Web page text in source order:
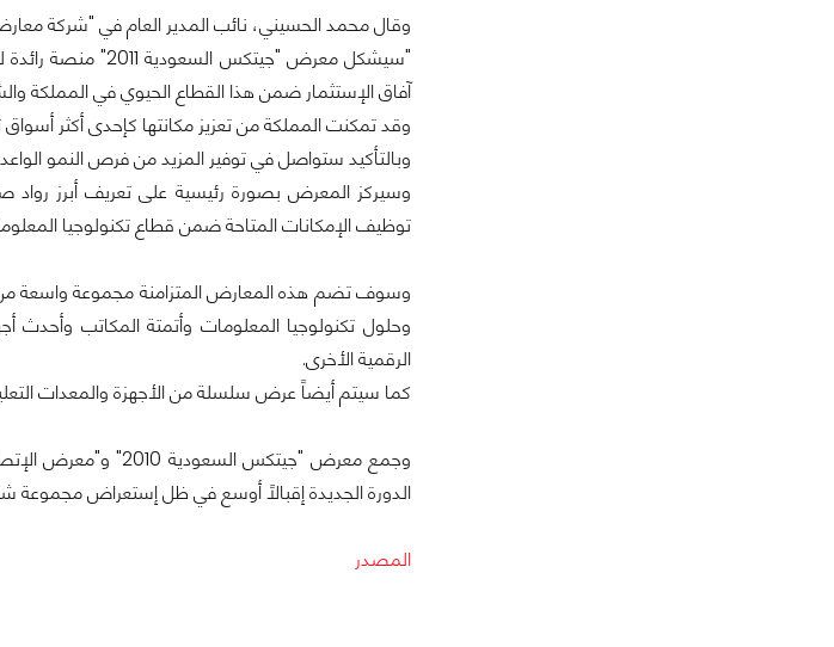
وقال محمد الحسيني، نائب المدير العام في "شركة
"سيشكل معرض
آفاق الإستثمار ضمن هذا القطاع الحيوي في المملكة
وقد تمكنت المملكة من تعزيز مكانتها كإحدى أكثر
وبالتأكيد ستواصل في توفير المزيد من فرص النمو
وسيركز المعرض بصورة رئيسية على تعريف أبرز رواد
توظيف الإمكانات المتاحة ضمن قطاع تكنولوجيا
وسوف تضم هذه المعارض المتزامنة مجموعة واسعة من
وحلول تكنولوجيا المعلومات وأتمتة المكاتب وأحدث
الرقمية الأخرى.
كما سيتم أيضاً عرض سلسلة من الأجهزة والمعدات
الدورة الجديدة إقبالاً أوسع في ظل إستعراض مجموعة
المصدر